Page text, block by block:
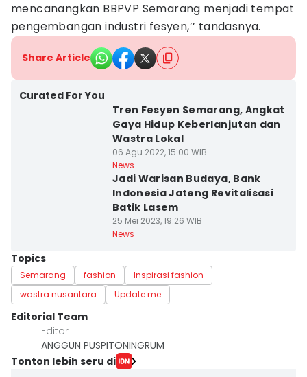
mencanangkan BBPVP Semarang menjadi tempat
pengembangan industri fesyen,’’ tandasnya.
Share Article
Curated For You
Tren Fesyen Semarang, Angkat
Gaya Hidup Keberlanjutan dan
Wastra Lokal
06 Agu 2022, 15:00 WIB
News
Jadi Warisan Budaya, Bank
Indonesia Jateng Revitalisasi
Batik Lasem
25 Mei 2023, 19:26 WIB
News
Topics
Semarang fashion
Inspirasi fashion
wastra nusantara
Update me
Editorial Team
Editor
ANGGUN PUSPITONINGRUM
Tonton lebih seru di